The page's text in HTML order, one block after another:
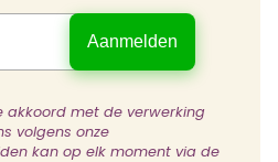
akkoord met de verwerking
volgens onze
kan op elk moment via de